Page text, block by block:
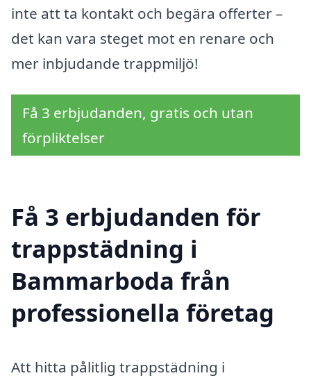
inte att ta kontakt och begära offerter –
det kan vara steget mot en renare och
mer inbjudande trappmiljö!
Få 3 erbjudanden, gratis och utan
förpliktelser
Få 3 erbjudanden för
trappstädning i
Bammarboda från
professionella företag
Att hitta pålitlig trappstädning i